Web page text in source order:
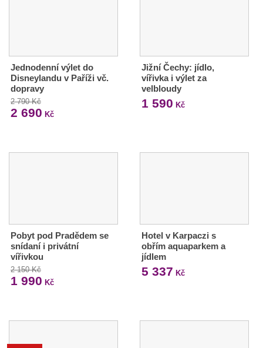
Jednodenní výlet do
Disneylandu v Paříži vč.
dopravy
2 790 Kč
2 690 Kč
Jižní Čechy: jídlo,
vířivka i výlet za
velbloudy
1 590 Kč
Pobyt pod Pradědem se
snídaní i privátní
vířivkou
2 150 Kč
1 990 Kč
Hotel v Karpaczi s
obřím aquaparkem a
jídlem
5 337 Kč